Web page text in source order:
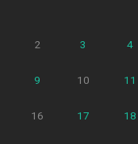
2 3 4
9 10 11
16 17 18